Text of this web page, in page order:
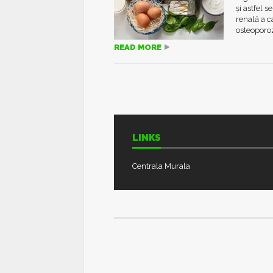
și astfel
renală a
READ MORE
LINKS
Centrala Murala